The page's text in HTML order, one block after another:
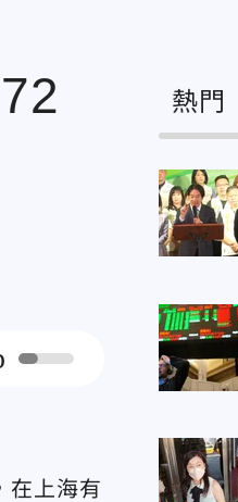
在上海有
熱門